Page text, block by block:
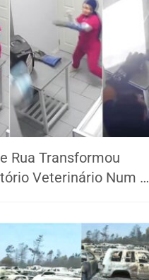
Rua Transformou
Veterinário Num …